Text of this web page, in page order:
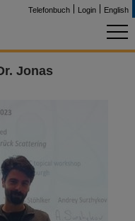
Telefonbuch Login English
Jonas